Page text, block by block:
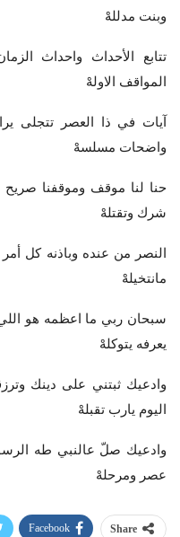
وبنت مدللهْ
تتابع الأحداث واحداث
المواقف الاولهْ
آيات في ذا العصر تتجلى
واضحات مسلسهْ
حنا لنا موقف وموقفنا
شرك وتقتلهْ
النصر من عنده وباذنه كل
مانتخيلهْ
سبحان ربي ما اعظمه هو
يعرفه يتوكلهْ
وادعيك ثبتني على دينك
اليوم يارب تقبلهْ
وادعيك صلّ عالنبي طه
عصر ومرحلهْ
Share
Facebook